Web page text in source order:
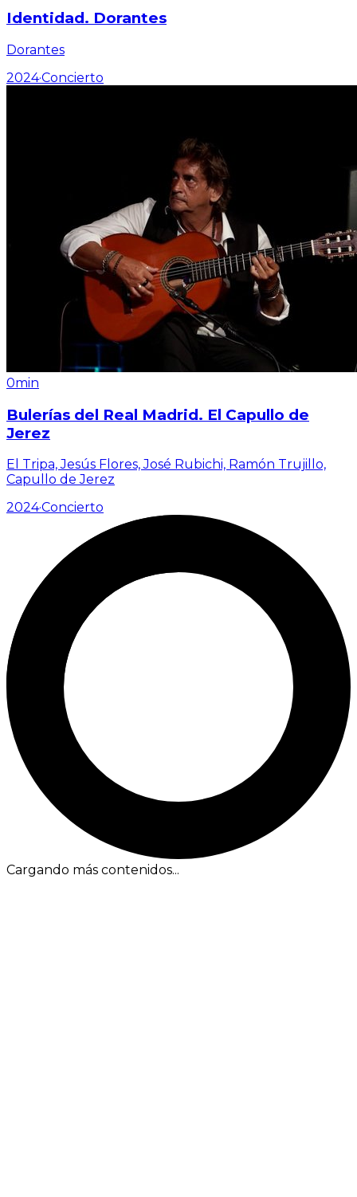
Identidad. Dorantes
Dorantes
2024·Concierto
0min
Bulerías del Real Madrid. El Capullo de
Jerez
El Tripa, Jesús Flores, José Rubichi, Ramón Trujillo,
Capullo de Jerez
2024·Concierto
Cargando más contenidos...